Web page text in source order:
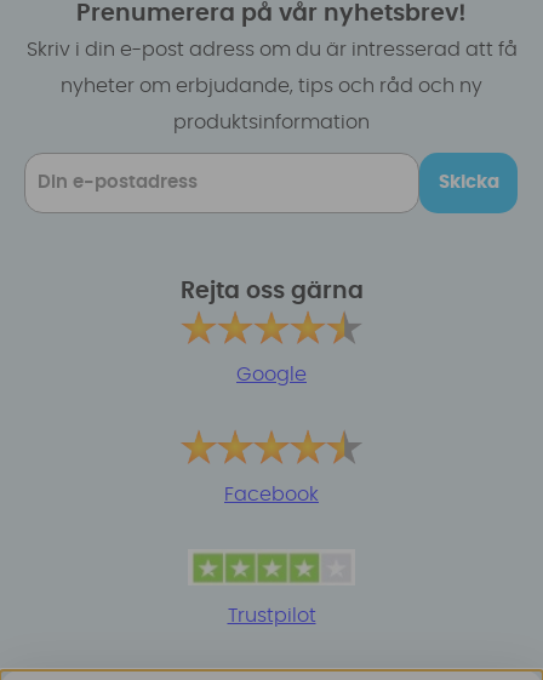
Prenumerera på vår nyhetsbrev!
Skriv i din e-post adress om du är intresserad att få
nyheter om erbjudande, tips och råd och ny
produktsinformation
Skicka
Rejta oss gärna
Google
Facebook
Trustpilot